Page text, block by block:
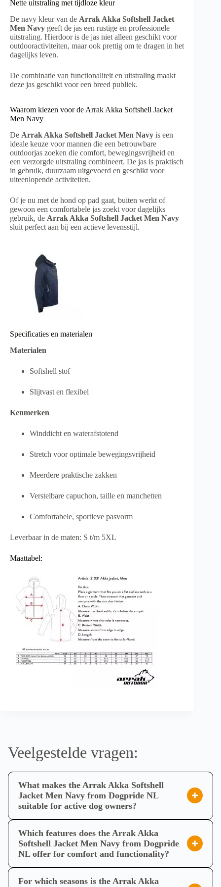
Nette uitstraling met tijdloze kleur
De navy kleur van de Arrak Akka Softshell Jacket
Men Navy geeft de jas een rustige en professionele
uitstraling. Hierdoor is de jas niet alleen geschikt voor
outdooractiviteiten, maar ook prettig om te dragen in het
dagelijks leven.
De combinatie van functionaliteit en uitstraling maakt
deze jas geschikt voor een breed publiek.
Waarom kiezen voor de Arrak Akka Softshell Jacket
Men Navy
De Arrak Akka Softshell Jacket Men Navy is een
ideale keuze voor mannen die een betrouwbare
outdoorjas zoeken die comfort, bewegingsvrijheid en
een verzorgde uitstraling combineert. De jas is praktisch
in gebruik, duurzaam uitgevoerd en geschikt voor
uiteenlopende activiteiten.
Of je nu met de hond op pad gaat, buiten werkt of
gewoon een comfortabele jas zoekt voor dagelijks
gebruik, de Arrak Akka Softshell Jacket Men Navy
sluit perfect aan bij een actieve levensstijl.
Specificaties en materialen
Materialen
Softshell stof
Slijtvast en flexibel
Kenmerken
Winddicht en waterafstotend
Stretch voor optimale bewegingsvrijheid
Meerdere praktische zakken
Verstelbare capuchon, taille en manchetten
Comfortabele, sportieve pasvorm
Leverbaar in de maten: S t/m 5XL
Maattabel:
Veelgestelde vragen:
What makes the Arrak Akka Softshell
Jacket Men Navy from Dogpride NL
suitable for active dog owners?
De Arrak Akka Softshell Jacket Men Navy van Dogpride
NL is specifiek ontworpen voor de actieve hondenbezitter.
Deze jas combineert hoogwaardig softshell-materiaal met
stretch, wat zorgt voor optimale bewegingsvrijheid tijdens
activiteiten zoals hondentraining en lange wandelingen. De
jas is winddicht en waterafstotend, waardoor u beschermd
Which features does the Arrak Akka
Softshell Jacket Men Navy from Dogpride
NL offer for comfort and functionality?
De Arrak Akka Softshell Jacket Men Navy van Dogpride
NL biedt een uitgebreide set kenmerken voor maximaal
For which seasons is the Arrak Akka